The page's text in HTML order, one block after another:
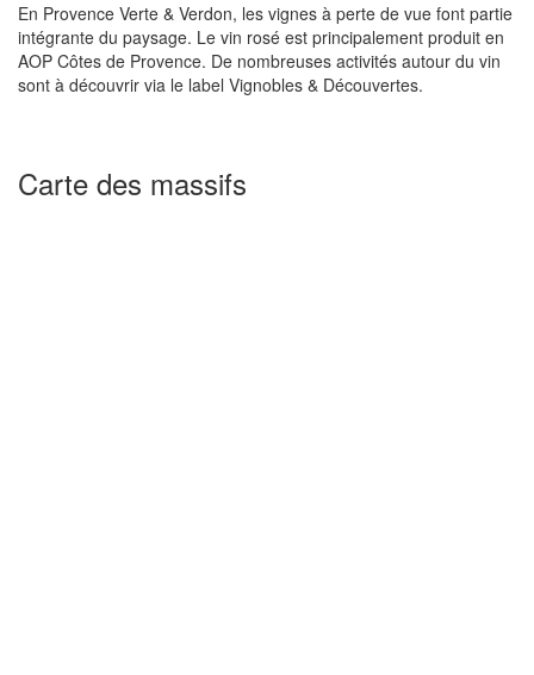
En Provence Verte & Verdon, les vignes à perte de vue font partie
intégrante du paysage. Le vin rosé est principalement produit en
AOP Côtes de Provence. De nombreuses activités autour du vin
sont à découvrir via le label Vignobles & Découvertes.
Carte des massifs